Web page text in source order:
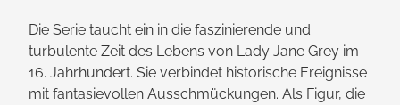
Die Serie taucht ein in die faszinierende und
turbulente Zeit des Lebens von Lady Jane Grey im
16. Jahrhundert. Sie verbindet historische Ereignisse
mit fantasie­vollen Aus­schmückungen. Als Figur, die